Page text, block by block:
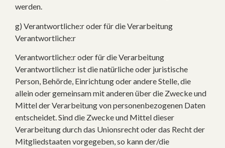
werden.
g) Verantwortliche:r oder für die Verarbeitung
Verantwortliche:r
Verantwortliche:r oder für die Verarbeitung
Verantwortliche:r ist die natürliche oder juristische
Person, Behörde, Einrichtung oder andere Stelle, die
allein oder gemeinsam mit anderen über die Zwecke und
Mittel der Verarbeitung von personenbezogenen Daten
entscheidet. Sind die Zwecke und Mittel dieser
Verarbeitung durch das Unionsrecht oder das Recht der
Mitgliedstaaten vorgegeben, so kann der/die